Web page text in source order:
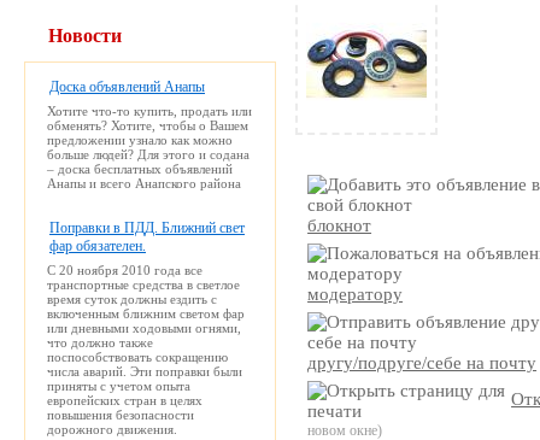
блокнот
модератору
другу/подруге/себе на почту
новом окне)
Новости
Доска объявлений Анапы
Хотите что-то купить, продать или
обменять? Хотите, чтобы о Вашем
предложении узнало как можно
больше людей? Для этого и содана
– доска бесплатных объявлений
Анапы и всего Анапского района
Поправки в ПДД. Ближний свет
фар обязателен.
С 20 ноября 2010 года все
транспортные средства в светлое
время суток должны ездить с
включенным ближним светом фар
или дневными ходовыми огнями,
что должно также
поспособствовать сокращению
числа аварий. Эти поправки были
приняты с учетом опыта
европейских стран в целях
повышения безопасности
дорожного движения.